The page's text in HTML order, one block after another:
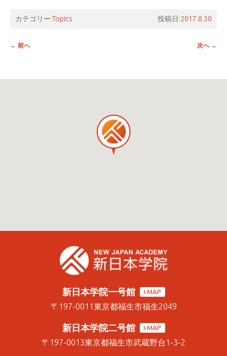
カテゴリー:Topics 投稿日:2017.8.30
投稿ナビゲーション
← 前へ 次へ →
新日本学院一号館 MAP
〒197-0011東京都福生市福生2049
新日本学院二号館 MAP
〒197-0013東京都福生市武蔵野台1-3-2